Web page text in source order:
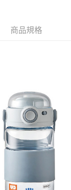
請瀏覽以下網址：
使用他人資訊註冊。若發
停止該用戶之使用額度並
以上)免運費
以上)免運費
商品規格